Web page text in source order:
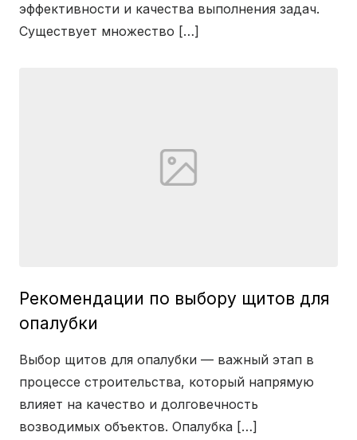
эффективности и качества выполнения задач.
Существует множество […]
Рекомендации по выбору щитов для
опалубки
Выбор щитов для опалубки — важный этап в
процессе строительства, который напрямую
влияет на качество и долговечность
возводимых объектов. Опалубка […]